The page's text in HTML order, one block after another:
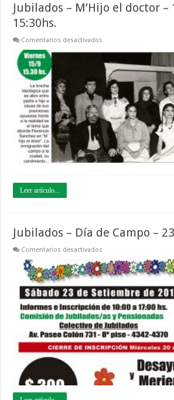
Jubilados – M’Hijo el doctor –
15:30hs.
Comentarios desactivados
–
M’Hijo
el
doctor
15/09/17
–
15:30hs.
Leer artículo...
Jubilados – Día de Campo –
Comentarios desactivados
–
Día
de
Campo
–
23/09/17